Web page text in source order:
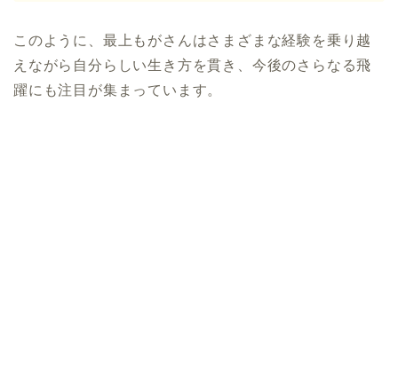
このように、最上もがさんはさまざまな経験を乗り越
えながら自分らしい生き方を貫き、今後のさらなる飛
躍にも注目が集まっています。